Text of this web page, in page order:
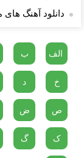
دانلود آهنگ های
الف ب
خ د
ص ض
ک گ